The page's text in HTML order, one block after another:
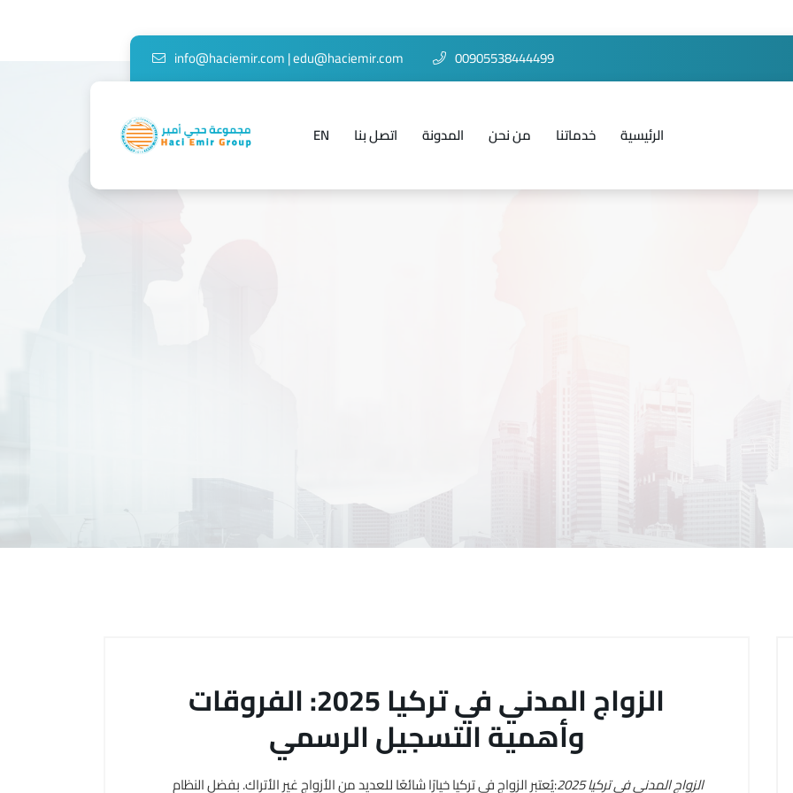
info@haciemir.com|edu@haciemir.com 00905538444499
EN اتصل بنا المدونة من نحن خدماتنا الرئيسية
الزواج المدني في تركيا 2025: الفروقات
وأهمية التسجيل الرسمي
الزواج المدني في تركيا 2025 :يُعتبر الزواج في تركيا خيارًا شائعًا للعديد من الأزواج غير الأتراك. بفضل النظام